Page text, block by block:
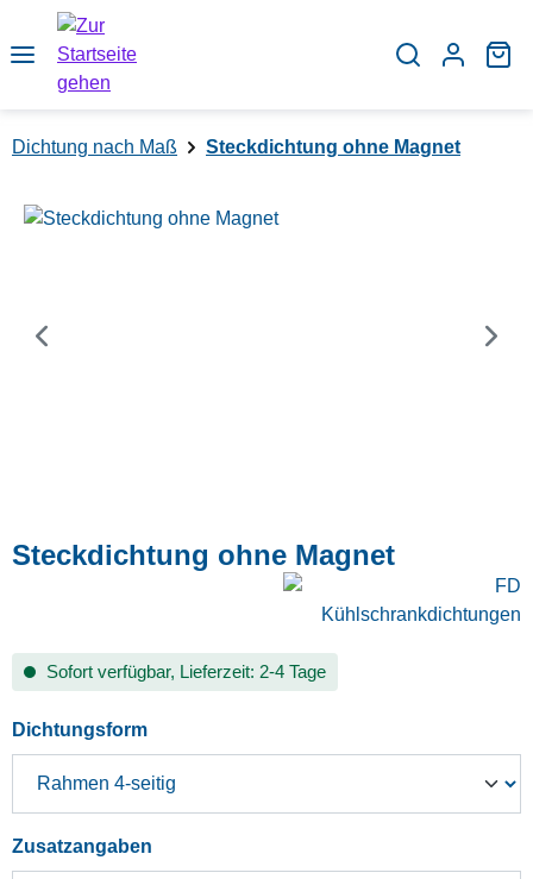
Zum Hauptinhalt springen
Dichtung nach Maß Steckdichtung ohne Magnet
Bildergalerie überspringen
Steckdichtung ohne Magnet
Sofort verfügbar, Lieferzeit: 2-4 Tage
Dichtungsformauswählen
Zusatzangaben